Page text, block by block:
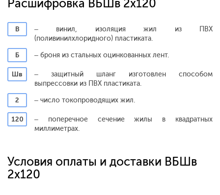
Расшифровка ВБШв 2х120
В
– винил, изоляция жил из ПВХ
(поливинилхлоридного) пластиката.
Б
– броня из стальных оцинкованных лент.
Шв
– защитный шланг изготовлен способом
выпрессовки из ПВХ пластиката.
2
– число токопроводящих жил.
120
– поперечное сечение жилы в квадратных
миллиметрах.
Условия оплаты и доставки ВБШв
2х120